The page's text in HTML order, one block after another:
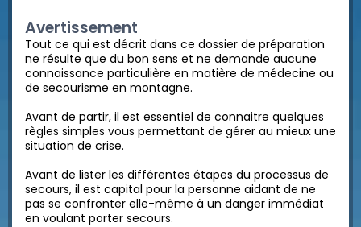
Avertissement
Tout ce qui est décrit dans ce dossier de préparation
ne résulte que du bon sens et ne demande aucune
connaissance particulière en matière de médecine ou
de secourisme en montagne.
Avant de partir, il est essentiel de connaitre quelques
règles simples vous permettant de gérer au mieux une
situation de crise.
Avant de lister les différentes étapes du processus de
secours, il est capital pour la personne aidant de ne
pas se confronter elle-même à un danger immédiat
en voulant porter secours.